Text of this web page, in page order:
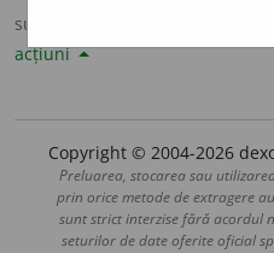
sursa:
acțiuni
Copyright © 2004-2026
Preluarea, stocarea sau
prin orice metode de extragere
sunt strict interzise fără acordul
seturilor de date oferite oficial